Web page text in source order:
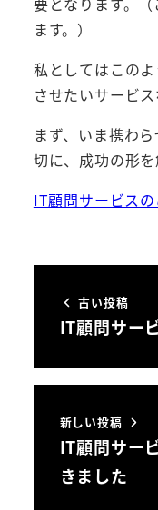
ます。）
私としてはこの
させたいサービス
まず、いま携わ
切に、成功の形を
IT顧問サービス
古い投稿
IT顧問サー
新しい投稿
IT顧問サー
きました